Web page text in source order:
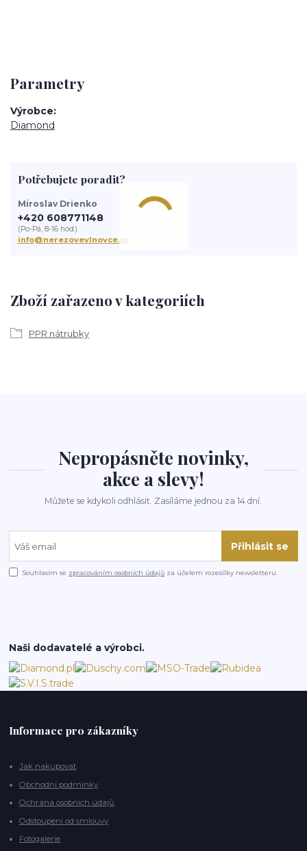
Parametry
Výrobce
Diamond
Zboží zařazeno v kategoriích
PPR nátrubky
Potřebujete poradit?
Miroslav Drienko
+420 608771148
(Po-Pá, 8-16 hod.)
info@nerezovevlnovce.cz
Nepropásněte novinky,
akce a slevy!
Můžete se kdykoli odhlásit. Zasíláme jednou za 14 dní.
Přihlásit se
Souhlasím se zpracováním osobních údajů za účelem rozesílky newsletteru.
Naši dodavatelé a výrobci.
Informace pro zákazníky
Jak nakupovat
Obchodní podmínky
Ochrana osobních údajů
Odstoupení od smlouvy
Fotogalerie